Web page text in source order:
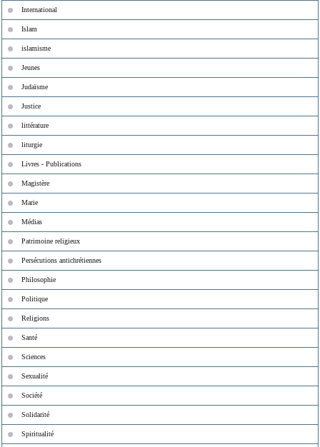
International
Islam
islamisme
Jeunes
Judaïsme
Justice
littérature
liturgie
Livres - Publications
Magistère
Marie
Médias
Patrimoine religieux
Persécutions antichrétiennes
Philosophie
Politique
Religions
Santé
Sciences
Sexualité
Société
Solidarité
Spiritualité